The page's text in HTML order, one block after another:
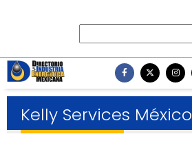
Kelly Services México